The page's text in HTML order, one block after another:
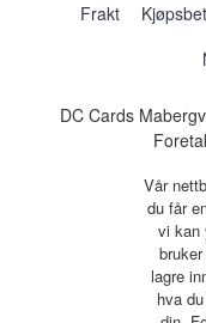
Frakt
DC Cards
Vår
du får
vi kan
lagre
hva